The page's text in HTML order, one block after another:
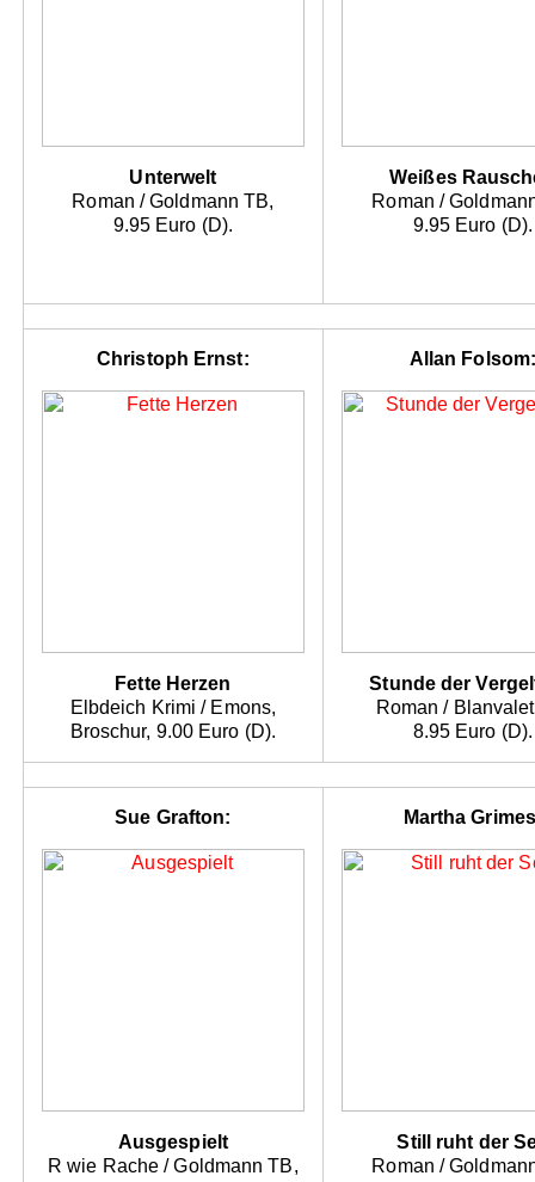
Unterwelt
Roman / Goldmann TB,
9.95 Euro (D).
Weißes
Roman /
9.95 Euro (D).
Christoph Ernst:
Fette Herzen
Elbdeich Krimi / Emons,
Broschur, 9.00 Euro (D).
Allan
Stunde der
Roman /
8.95 Euro (D).
Sue Grafton:
Ausgespielt
R wie Rache / Goldmann TB,
Martha
Still ruht der
Roman /